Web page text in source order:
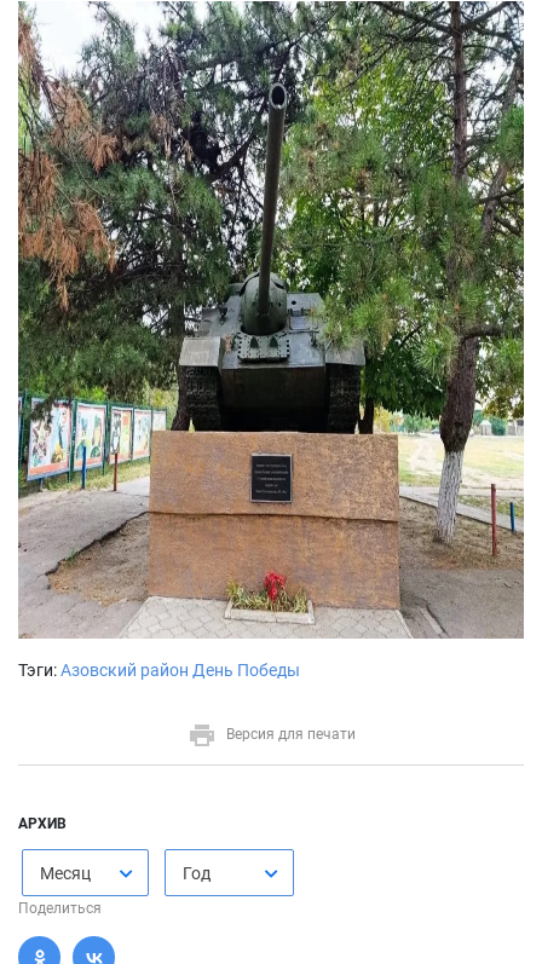
Тэги:Азовский район День Победы
Версия для печати
АРХИВ
Месяц Год
Поделиться